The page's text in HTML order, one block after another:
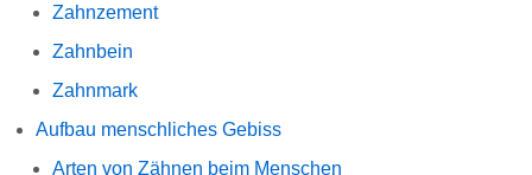
Zahnzement
Zahnbein
Zahnmark
Aufbau menschliches Gebiss
Arten von Zähnen beim Menschen